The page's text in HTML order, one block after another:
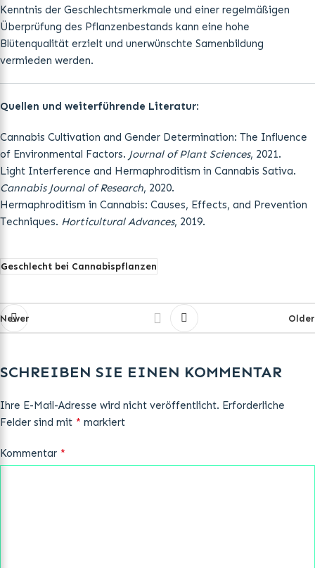
Kenntnis der Geschlechtsmerkmale und einer regelmäßigen
Überprüfung des Pflanzenbestands kann eine hohe
Blütenqualität erzielt und unerwünschte Samenbildung
vermieden werden.
Quellen und weiterführende Literatur:
Cannabis Cultivation and Gender Determination: The Influence
of Environmental Factors. Journal of Plant Sciences, 2021.
Light Interference and Hermaphroditism in Cannabis Sativa.
Cannabis Journal of Research, 2020.
Hermaphroditism in Cannabis: Causes, Effects, and Prevention
Techniques. Horticultural Advances, 2019.
Geschlecht bei Cannabispflanzen
Newer Older
SCHREIBEN SIE EINEN KOMMENTAR
Ihre E-Mail-Adresse wird nicht veröffentlicht. Erforderliche
Felder sind mit * markiert
Kommentar *